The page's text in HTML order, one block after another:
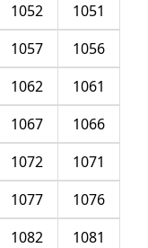
1051
1052
1056
1057
1061
1062
1066
1067
1071
1072
1076
1077
1081
1082